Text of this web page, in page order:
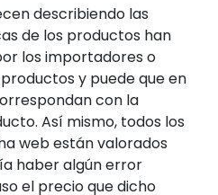
describiendo las
de los productos han
los importadores o
y puede que en
con la
Así mismo, todos los
web están valorados
haber algún error
el precio que dicho